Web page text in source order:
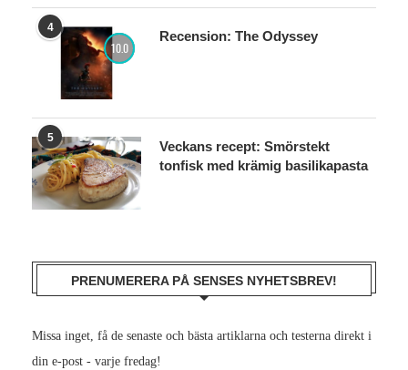
4
10.0
Recension: The Odyssey
5
Veckans recept: Smörstekt
tonfisk med krämig basilikapasta
PRENUMERERA PÅ SENSES NYHETSBREV!
Missa inget, få de senaste och bästa artiklarna och testerna direkt i
din e-post - varje fredag!